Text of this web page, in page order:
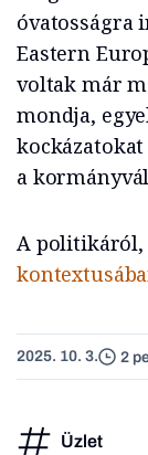
óvatosságra
Eastern
voltak már
mondja,
a
A politikáról,
2025. 10. 3. 2
Üzlet